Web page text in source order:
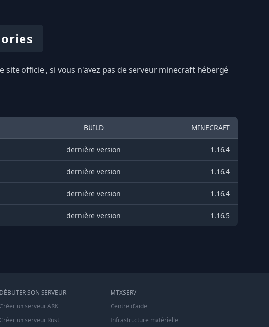
officiel, si vous n'avez pas de serveur minecraft hébergé
BUILD MINECRAFT
dernière version 1.16.4
dernière version 1.16.4
dernière version 1.16.4
dernière version 1.16.5
DÉBUTER SON SERVEUR
Créer un serveur ARK
Créer un serveur Rust
MTXSERV
Centre d'aide
Infrastructure matérielle